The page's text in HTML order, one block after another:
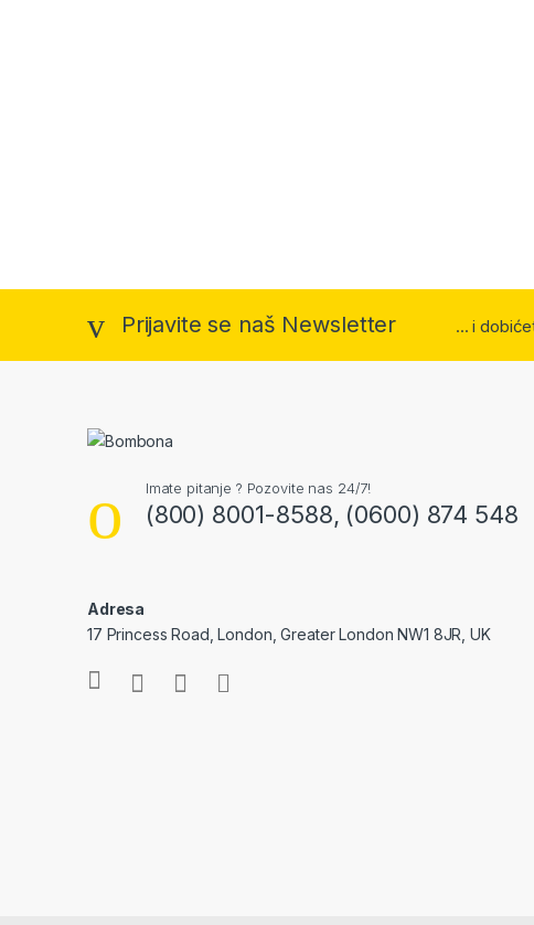
Prijavite se naš Newsletter ... i
Imate pitanje ? Pozovite nas 24/7!
(800) 8001-8588, (0600) 874 548
Adresa
17 Princess Road, London, Greater London NW1 8JR, UK